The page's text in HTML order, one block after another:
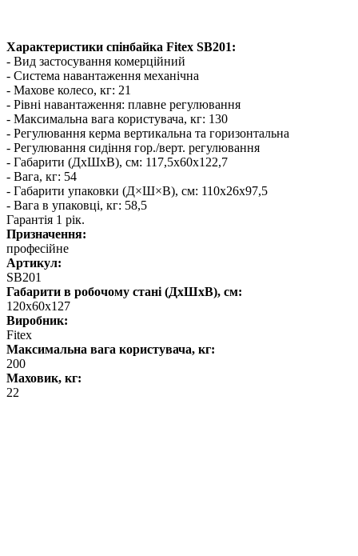
Характеристики спінбайка Fitex SB201:
- Вид застосування комерційний
- Система навантаження механічна
- Махове колесо, кг: 21
- Рівні навантаження: плавне регулювання
- Максимальна вага користувача, кг: 130
- Регулювання керма вертикальна та горизонтальна
- Регулювання сидіння гор./верт. регулювання
- Габарити (ДхШхВ), см: 117,5x60x122,7
- Вага, кг: 54
- Габарити упаковки (Д×Ш×В), см: 110х26х97,5
- Вага в упаковці, кг: 58,5
Гарантія 1 рік.
Призначення:
професійне
Артикул:
SB201
Габарити в робочому стані (ДхШхВ), см:
120x60x127
Виробник:
Fitex
Максимальна вага користувача, кг:
200
Маховик, кг:
22